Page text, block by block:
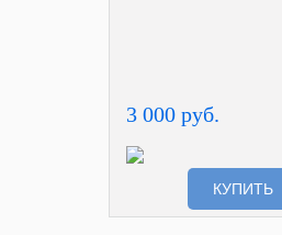
3 000 руб.
КУПИТЬ